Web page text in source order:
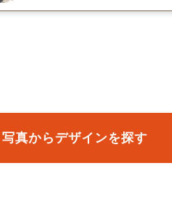
写真からデザインを探す